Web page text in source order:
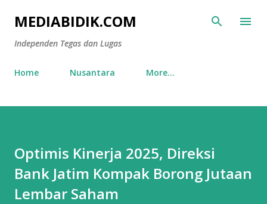
Skip to main content
MEDIABIDIK.COM
Independen Tegas dan Lugas
Home Nusantara More…
Optimis Kinerja 2025, Direksi
Bank Jatim Kompak Borong Jutaan
Lembar Saham